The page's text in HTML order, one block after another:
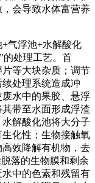
会导致水体富营养
气浮池+水解酸化
的处理工艺。首
等大块杂质；调节
处理系统造成冲
水中的果胶、悬浮
带至水面形成浮渣
解酸化池将大分子
化性；生物接触氧
效降解有机物，去
落的生物膜和剩余
中的色素和残留有